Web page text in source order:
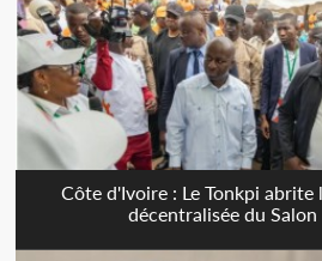
Côte d'Ivoire : Le Tonkpi
décentralisée du